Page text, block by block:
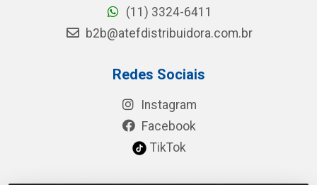
(11) 3324-6411
b2b@atefdistribuidora.com.br
Redes Sociais
Instagram
Facebook
TikTok